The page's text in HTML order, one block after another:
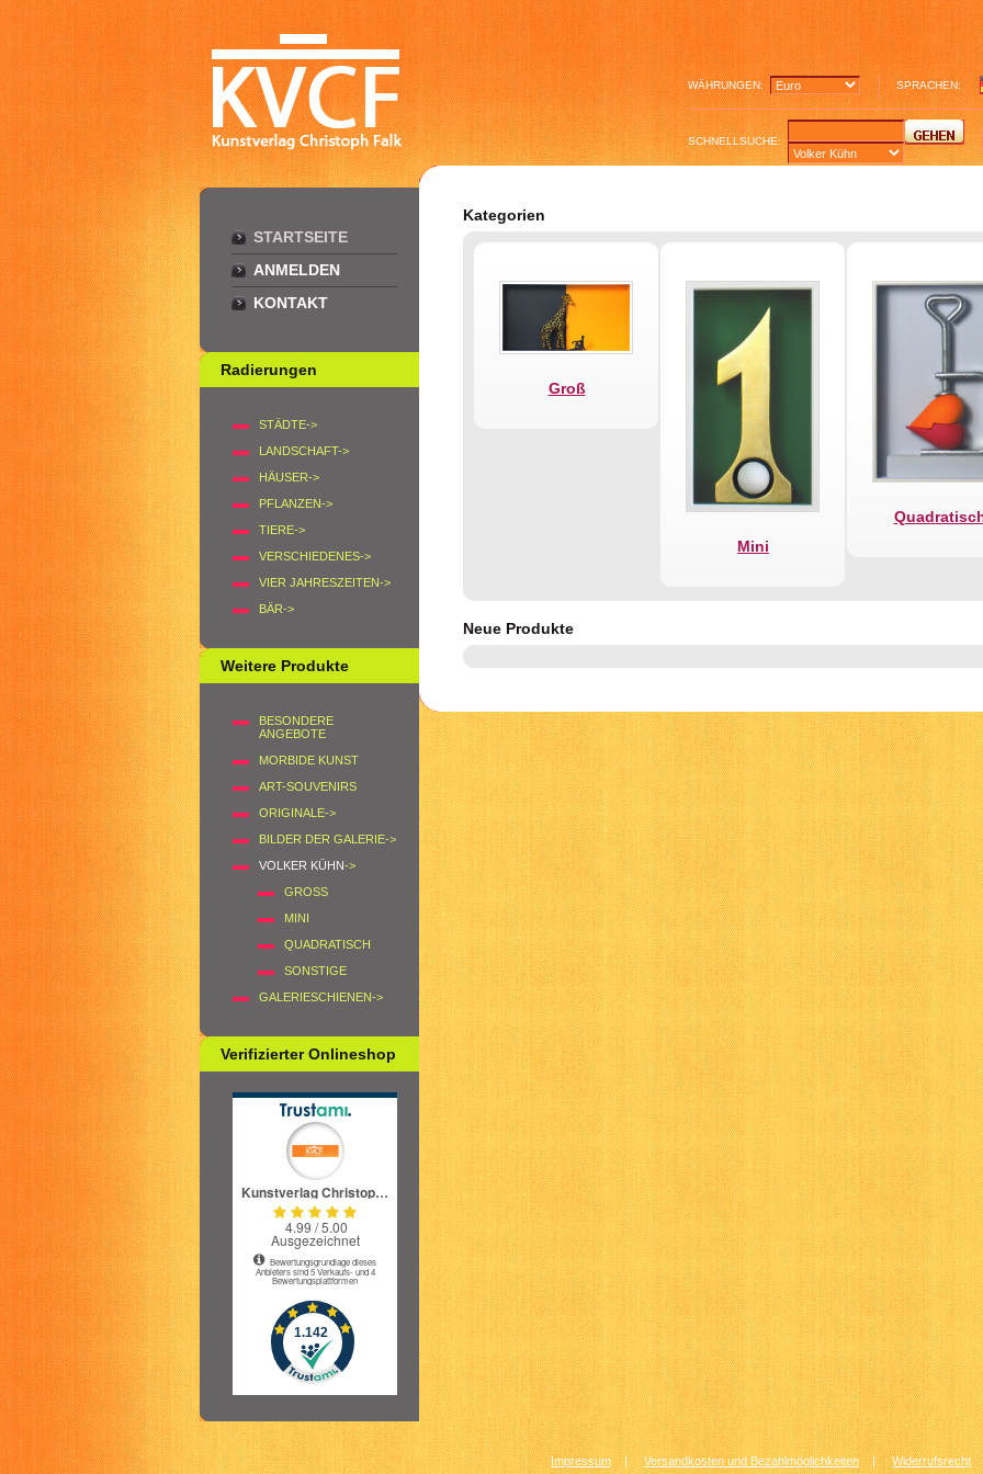
WÄHRUNGEN: SPRACHEN:
SCHNELLSUCHE:
STARTSEITE
ANMELDEN
KONTAKT
Radierungen
STÄDTE->
LANDSCHAFT->
HÄUSER->
PFLANZEN->
TIERE->
VERSCHIEDENES->
VIER JAHRESZEITEN->
BÄR->
Weitere Produkte
BESONDERE
ANGEBOTE
MORBIDE KUNST
ART-SOUVENIRS
ORIGINALE->
BILDER DER GALERIE->
VOLKER KÜHN->
GROSS
MINI
QUADRATISCH
SONSTIGE
GALERIESCHIENEN->
Verifizierter Onlineshop
Kategorien
Groß
Mini
Neue Produkte
Impressum | Versandkosten und Bezahlmöglichkeiten|Widerrufsrecht